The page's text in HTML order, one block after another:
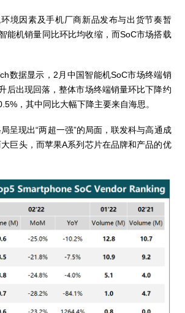
境因素及手机厂商新品发布与出货节奏暂
能机销量同比环比均收缩，而SoC市场搭载
数据显示，2月中国智能机SoC市场终端销
后出现回落，整体市场终端销量环比下降约
，其中同比大幅下降主要来自海思。
呈现出“两超一强”的局面，联发科与高通成
巨头，而苹果A系列芯片在品牌和产品的优